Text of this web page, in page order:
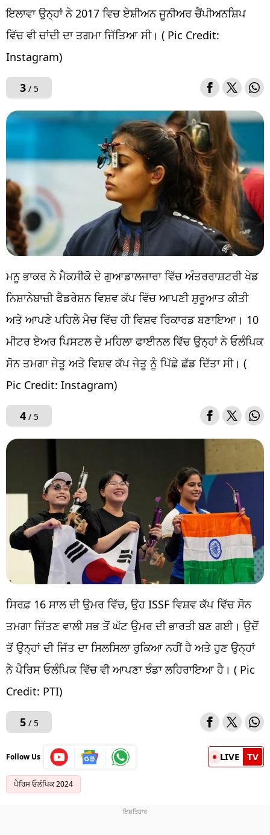
ਇਲਾਵਾ ਉਨ੍ਹਾਂ ਨੇ 2017 ਵਿਚ ਏਸ਼ੀਅਨ ਜੂਨੀਅਰ ਚੈਂਪੀਅਨਸ਼ਿਪ
ਵਿੱਚ ਵੀ ਚਾਂਦੀ ਦਾ ਤਗਮਾ ਜਿੱਤਿਆ ਸੀ। ( Pic Credit:
Instagram)
3/ 5
ਮਨੂ ਭਾਕਰ ਨੇ ਮੈਕਸੀਕੋ ਦੇ ਗੁਆਡਾਲਜਾਰਾ ਵਿੱਚ ਅੰਤਰਰਾਸ਼ਟਰੀ ਖੇਡ
ਨਿਸ਼ਾਨੇਬਾਜ਼ੀ ਫੈਡਰੇਸ਼ਨ ਵਿਸ਼ਵ ਕੱਪ ਵਿੱਚ ਆਪਣੀ ਸ਼ੁਰੂਆਤ ਕੀਤੀ
ਅਤੇ ਆਪਣੇ ਪਹਿਲੇ ਮੈਚ ਵਿੱਚ ਹੀ ਵਿਸ਼ਵ ਰਿਕਾਰਡ ਬਣਾਇਆ। 10
ਮੀਟਰ ਏਅਰ ਪਿਸਟਲ ਦੇ ਮਹਿਲਾ ਫਾਈਨਲ ਵਿੱਚ ਉਨ੍ਹਾਂ ਨੇ ਓਲੰਪਿਕ
ਸੋਨ ਤਮਗਾ ਜੇਤੂ ਅਤੇ ਵਿਸ਼ਵ ਕੱਪ ਜੇਤੂ ਨੂੰ ਪਿੱਛੇ ਛੱਡ ਦਿੱਤਾ ਸੀ। (
Pic Credit: Instagram)
4/ 5
ਸਿਰਫ਼ 16 ਸਾਲ ਦੀ ਉਮਰ ਵਿੱਚ, ਉਹ ISSF ਵਿਸ਼ਵ ਕੱਪ ਵਿੱਚ ਸੋਨ
ਤਮਗਾ ਜਿੱਤਣ ਵਾਲੀ ਸਭ ਤੋਂ ਘੱਟ ਉਮਰ ਦੀ ਭਾਰਤੀ ਬਣ ਗਈ। ਉਦੋਂ
ਤੋਂ ਉਨ੍ਹਾਂ ਦੀ ਜਿੱਤ ਦਾ ਸਿਲਸਿਲਾ ਰੁਕਿਆ ਨਹੀਂ ਹੈ ਅਤੇ ਹੁਣ ਉਨ੍ਹਾਂ
ਨੇ ਪੈਰਿਸ ਓਲੰਪਿਕ ਵਿੱਚ ਵੀ ਆਪਣਾ ਝੰਡਾ ਲਹਿਰਾਇਆ ਹੈ। ( Pic
Credit: PTI)
5/ 5
Follow Us LIVE TV
ਪੈਰਿਸ ਓਲੰਪਿਕ 2024